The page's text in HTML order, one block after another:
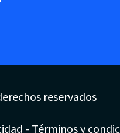
reservados
- Términos y